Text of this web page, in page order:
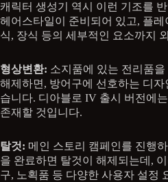
캐릭터 생성기 역시 이런 기조를
헤어스타일이 준비되어 있고, 플
식, 장식 등의 세부적인 요소까지
형상변환: 소지품에 있는 전리품
해제하면, 방어구에 선호하는 디
습니다. 디아블로 IV 출시 버전에
존재할 것입니다.
탈것: 메인 스토리 캠페인를 진행
을 완료하면 탈것이 해제되는데,
구, 노획품 등 다양한 사용자 설정